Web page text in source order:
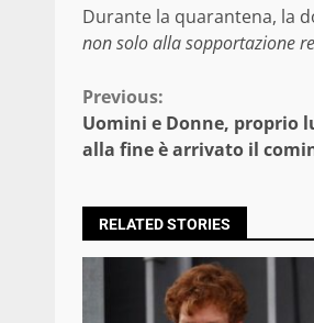
Durante la quarantena, la
non solo alla sopportazione
Continue
Reading
Previous:
Uomini e Donne, proprio
alla fine è arrivato il
RELATED STORIES